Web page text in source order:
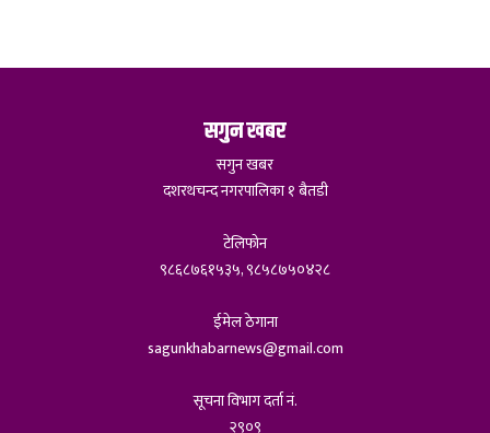
सगुन खबर
सगुन खबर
दशरथचन्द नगरपालिका १ बैतडी
टेलिफोन
९८६८७६१५३५, ९८५८७५०४२८
ईमेल ठेगाना
sagunkhabarnews@gmail.com
सूचना विभाग दर्ता नं.
२९०९